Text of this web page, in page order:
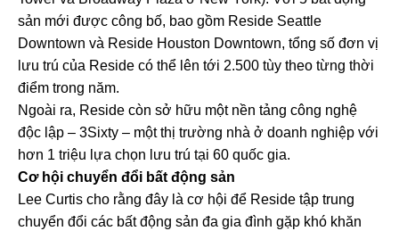
sản mới được công bố, bao gồm Reside Seattle
Downtown và Reside Houston Downtown, tổng số đơn vị
lưu trú của Reside có thể lên tới 2.500 tùy theo từng thời
điểm trong năm.
Ngoài ra, Reside còn sở hữu một nền tảng công nghệ
độc lập – 3Sixty – một thị trường nhà ở doanh nghiệp với
hơn 1 triệu lựa chọn lưu trú tại 60 quốc gia.
Cơ hội chuyển đổi bất động sản
Lee Curtis cho rằng đây là cơ hội để Reside tập trung
chuyển đổi các bất động sản đa gia đình gặp khó khăn